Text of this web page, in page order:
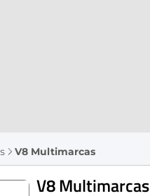
V8 Multimarcas
V8 Multimarcas